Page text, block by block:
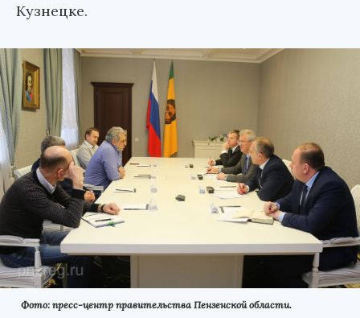
Кузнецке.
Фото: пресс-центр правительства Пензенской области.